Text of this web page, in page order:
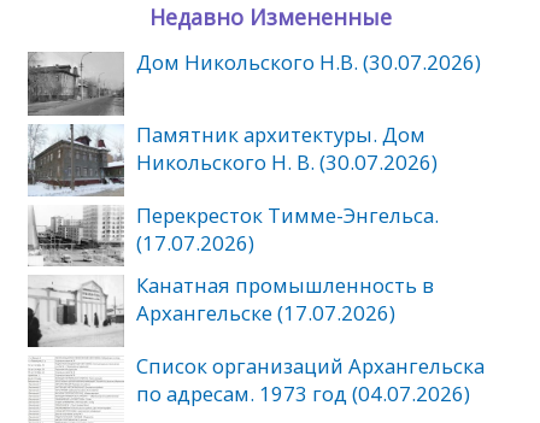
Недавно Измененные
Дом Никольского Н.В. (30.07.2026)
Памятник архитектуры. Дом
Никольского Н. В. (30.07.2026)
Перекресток Тимме-Энгельса.
(17.07.2026)
Канатная промышленность в
Архангельске (17.07.2026)
Список организаций Архангельска
по адресам. 1973 год (04.07.2026)